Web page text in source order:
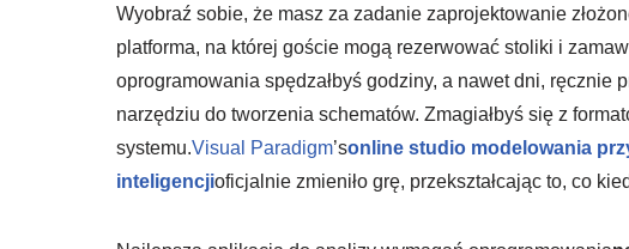
Wyobraź sobie, że masz za zadanie zaprojektowanie
platforma, na której goście mogą rezerwować stoliki i
oprogramowania spędzałbyś godziny, a nawet dni,
narzędziu do tworzenia schematów. Zmagiałbyś się z
systemu.Visual Paradigm’sonline studio modelowania
inteligencjioficjalnie zmieniło grę, przekształcając to, co